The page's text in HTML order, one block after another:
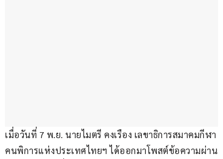
เมื่อวันที่ 7 พ.ย. นายไมตรี คงเรือง เลขาธิการสมาคมกีฬา
คนพิการแห่งประเทศไทยฯ ได้ออกมาโพสต์ข้อความผ่าน